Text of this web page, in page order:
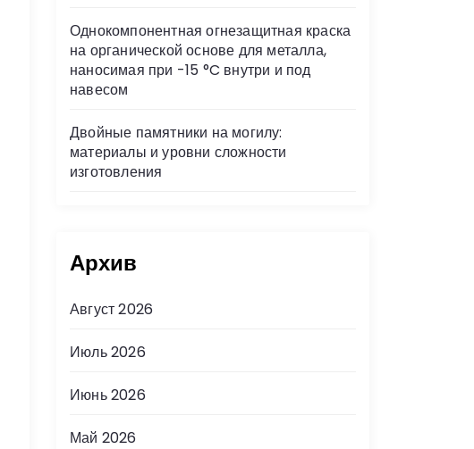
Однокомпонентная огнезащитная краска
на органической основе для металла,
наносимая при -15 °C внутри и под
навесом
Двойные памятники на могилу:
материалы и уровни сложности
изготовления
Архив
Август 2026
Июль 2026
Июнь 2026
Май 2026